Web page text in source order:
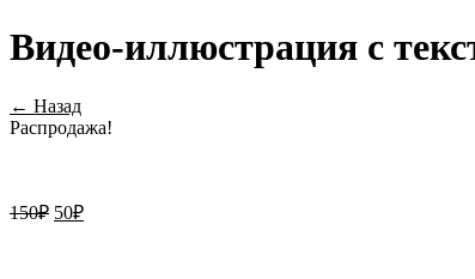
Видео-иллюстрация с
← Назад
Распродажа!
150₽ 50₽